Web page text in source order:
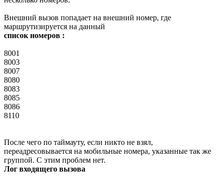
Внешний вызов попадает на внешний номер, где
маршрутизируется на данный
список номеров :
8001
8003
8007
8080
8083
8085
8086
8110
После чего по таймауту, если никто не взял,
переадресовывается на мобильные номера, указанные так же
группой. С этим проблем нет.
Лог входящего вызова